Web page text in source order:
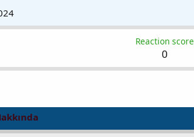
Reaction score
0